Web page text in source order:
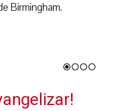
Birmingham.